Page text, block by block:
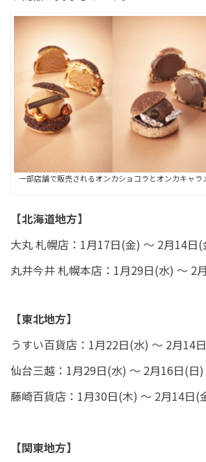
一部店舗で販売されるオンカショコラとオンカキャラ
【北海道地方】
大丸 札幌店：1月17日(金) ～ 2月14日(
丸井今井 札幌本店：1月29日(水) ～ 2
【東北地方】
うすい百貨店：1月22日(水) ～ 2月14
仙台三越：1月29日(水) ～ 2月16日(日)
藤崎百貨店：1月30日(木) ～ 2月14日(
【関東地方】